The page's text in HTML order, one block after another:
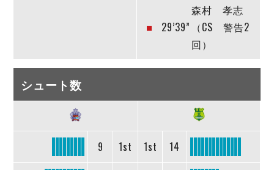
29’39”
森村 孝志
（CS 警告2
回）
シュート数
9 1st 1st 14